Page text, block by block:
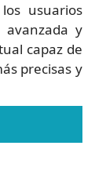
usuarios
y
capaz de
precisas y